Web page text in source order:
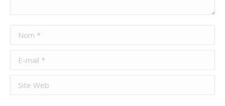
Nom *
E-mail *
Site Web